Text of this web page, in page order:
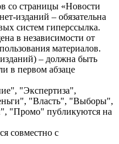
со страницы «Новости
изданий – обязательна
систем гиперссылка.
в независимости от
материалов.
– должна быть
в первом абзаце
"Экспертиза",
"Власть", "Выборы",
"Промо" публикуются на
совместно с